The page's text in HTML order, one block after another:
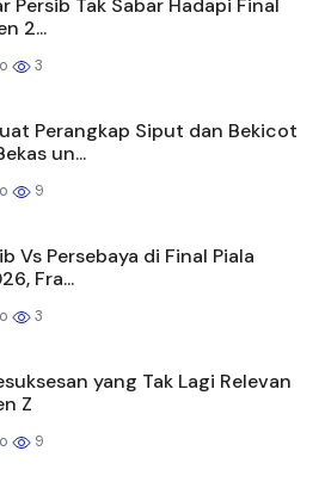
Persib Tak Sabar Hadapi Final
2...
3
Perangkap Siput dan Bekicot
un...
9
Vs Persebaya di Final Piala
Fra...
3
yang Tak Lagi Relevan
Z
9